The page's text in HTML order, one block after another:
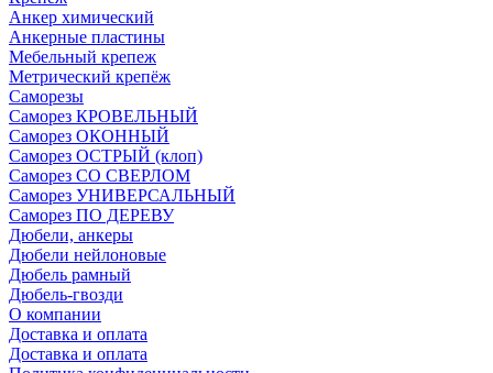
Анкер химический
Анкерные пластины
Мебельный крепеж
Метрический крепёж
Саморезы
Саморез КРОВЕЛЬНЫЙ
Саморез ОКОННЫЙ
Саморез ОСТРЫЙ (клоп)
Саморез СО СВЕРЛОМ
Саморез УНИВЕРСАЛЬНЫЙ
Саморез ПО ДЕРЕВУ
Дюбели, анкеры
Дюбели нейлоновые
Дюбель рамный
Дюбель-гвозди
О компании
Доставка и оплата
Доставка и оплата